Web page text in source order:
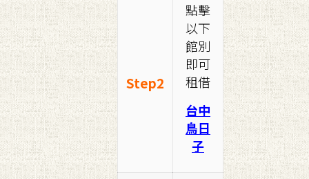
Step2
點擊
以下
館別
即可
租借
台中
鳥日
子